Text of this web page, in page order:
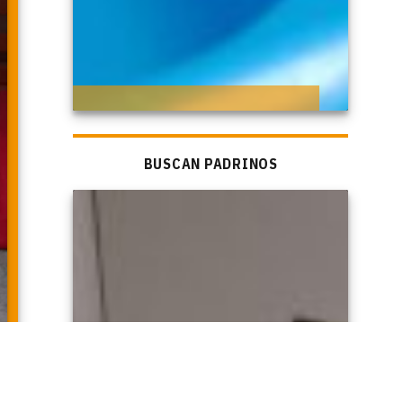
BUSCAN PADRINOS